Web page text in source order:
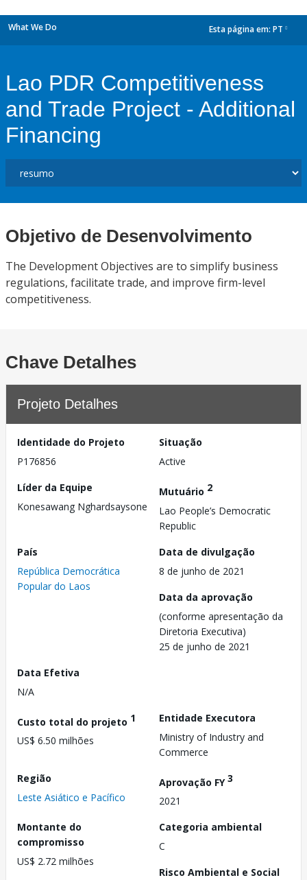
What We Do Esta página em: PT
Lao PDR Competitiveness
and Trade Project - Additional
Financing
Objetivo de Desenvolvimento
The Development Objectives are to simplify business
regulations, facilitate trade, and improve firm-level
competitiveness.
Chave Detalhes
Projeto Detalhes
Identidade do Projeto
P176856
Situação
Active
Líder da Equipe
Konesawang Nghardsaysone
Mutuário 2
Lao People’s Democratic
Republic
País
República Democrática
Popular do Laos
Data de divulgação
8 de junho de 2021
Data da aprovação
(conforme apresentação da
Diretoria Executiva)
25 de junho de 2021
Data Efetiva
N/A
Custo total do projeto 1
US$ 6.50 milhões
Entidade Executora
Ministry of Industry and
Commerce
Região
Leste Asiático e Pacífico
Aprovação FY3
2021
Montante do
compromisso
US$ 2.72 milhões
Categoria ambiental
C
Risco Ambiental e Social